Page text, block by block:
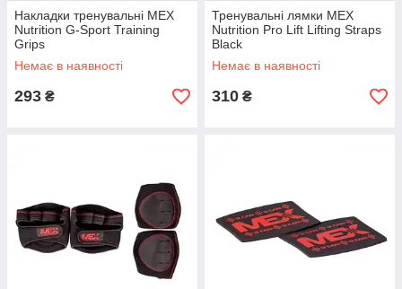
Накладки тренувальні MEX
Nutrition G-Sport Training
Grips
Немає в наявності
293 ₴
Тренувальні лямки MEX
Nutrition Pro Lift Lifting Straps
Black
Немає в наявності
310 ₴